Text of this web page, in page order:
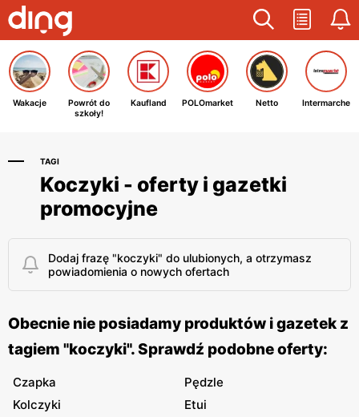
Wakacje
Powrót do
szkoły!
Kaufland POLOmarket Netto Intermarche
TAGI
Koczyki - oferty i gazetki
promocyjne
Dodaj frazę "koczyki" do ulubionych, a otrzymasz
powiadomienia o nowych ofertach
Obecnie nie posiadamy produktów i gazetek z
tagiem "koczyki". Sprawdź podobne oferty:
Czapka
Pędzle
Kolczyki
Etui